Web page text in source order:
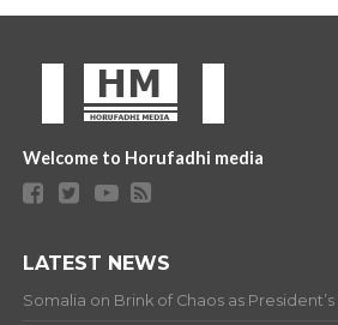
Welcome to Horufadhi media
LATEST NEWS
Somalia on Brink of Chaos as